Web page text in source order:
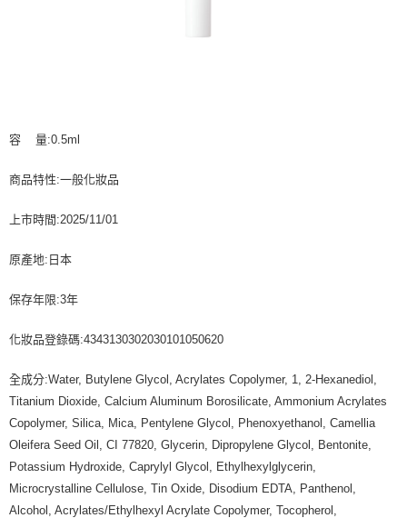
容 量:0.5ml
商品特性:一般化妝品
上市時間:2025/11/01
原產地:日本
保存年限:3年
化妝品登錄碼:4343130302030101050620
全成分:Water, Butylene Glycol, Acrylates Copolymer, 1, 2-Hexanediol,
Titanium Dioxide, Calcium Aluminum Borosilicate, Ammonium Acrylates
Copolymer, Silica, Mica, Pentylene Glycol, Phenoxyethanol, Camellia
Oleifera Seed Oil, CI 77820, Glycerin, Dipropylene Glycol, Bentonite,
Potassium Hydroxide, Caprylyl Glycol, Ethylhexylglycerin,
Microcrystalline Cellulose, Tin Oxide, Disodium EDTA, Panthenol,
Alcohol, Acrylates/Ethylhexyl Acrylate Copolymer, Tocopherol,